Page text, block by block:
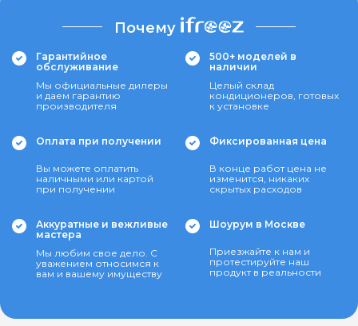
Почему
Гарантийное
обслуживание
Мы официальные дилеры
и даем гарантию
производителя
500+ моделей в
наличии
Целый склад
кондиционеров, готовых
к установке
Оплата при получении
Вы можете оплатить
наличными или картой
при получении
Фиксированная цена
В конце работ цена не
изменится, никаких
скрытых расходов
Аккуратные и вежливые
мастера
Мы любим свое дело. С
уважением относимся к
вам и вашему имуществу
Шоурум в Москве
Приезжайте к нам и
протестируйте наш
продукт в реальности